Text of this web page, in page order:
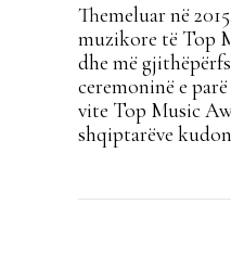
Themeluar në
muzikore të Top
dhe më
ceremoninë e
vite Top Music
shqiptarëve